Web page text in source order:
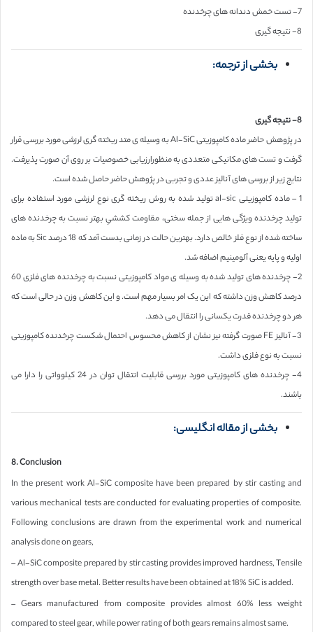
7- تست خمش دندانه های چرخدنده
8- نتیجه گیری
بخشی از ترجمه:
8- نتیجه گیری
در پژوهش حاضر ماده کامپوزیتی Al-SiC به وسیله ی متد ریخته گری لرزشی مورد بررسی قرار
گرفت و تست های مکانیکی متعددی به منظورارزیابی خصوصیات بر روی آن صورت پذیرفت.
نتایج زیر از بررسی های آنالیز عددی و تجربی در پژوهش حاضر حاصل شده است.
1 – ماده کامپوزیتی al-sic تولید شده به روش ریخته گری نوع لرزشی مورد استفاده برای
تولید چرخدنده ویژگی هایی از جمله سختی، مقاومت کششیِ بهتر نسبت به چرخدنده های
ساخته شده از نوع فلز خالص دارد. بهترین حالت در زمانی بدست آمد که 18 درصد Sic به ماده
اولیه و پایه یعنی آلومینیم اضافه شد.
2- چرخدنده های تولید شده به وسیله ی مواد کامپوزیتی نسبت به چرخدنده های فلزی 60
درصد کاهش وزن داشته که این یک امر بسیار مهم است. و این کاهش وزن در حالی است که
هر دو چرخدنده قدرت یکسانی را انتقال می دهد.
3- آنالیز FE صورت گرفته نیز نشان از کاهش محسوس احتمال شکست چرخدنده کامپوزیتی
نسبت به نوع فلزی داشت.
4- چرخدنده های کامپوزیتی مورد بررسی قابلیت انتقال توان در 24 کیلوواتی را دارا می
باشند.
بخشی از مقاله انگلیسی:
8. Conclusion
In the present work Al-SiC composite have been prepared by stir casting and
various mechanical tests are conducted for evaluating properties of composite.
Following conclusions are drawn from the experimental work and numerical
analysis done on gears,
– Al-SiC composite prepared by stir casting provides improved hardness, Tensile
strength over base metal. Better results have been obtained at 18% SiC is added.
– Gears manufactured from composite provides almost 60% less weight
compared to steel gear, while power rating of both gears remains almost same.